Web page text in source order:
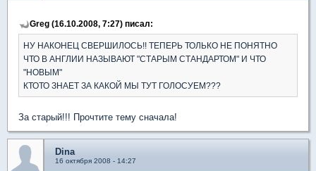
Greg (16.10.2008, 7:27) писал:
НУ НАКОНЕЦ СВЕРШИЛОСЬ!! ТЕПЕРЬ ТОЛЬКО НЕ ПОНЯТНО
ЧТО В АНГЛИИ НАЗЫВАЮТ "СТАРЫМ СТАНДАРТОМ" И ЧТО
"НОВЫМ"
КТОТО ЗНАЕТ ЗА КАКОЙ МЫ ТУТ ГОЛОСУЕМ???
За старый!!! Прочтите тему сначала!
Dina
16 октября 2008 - 14:27